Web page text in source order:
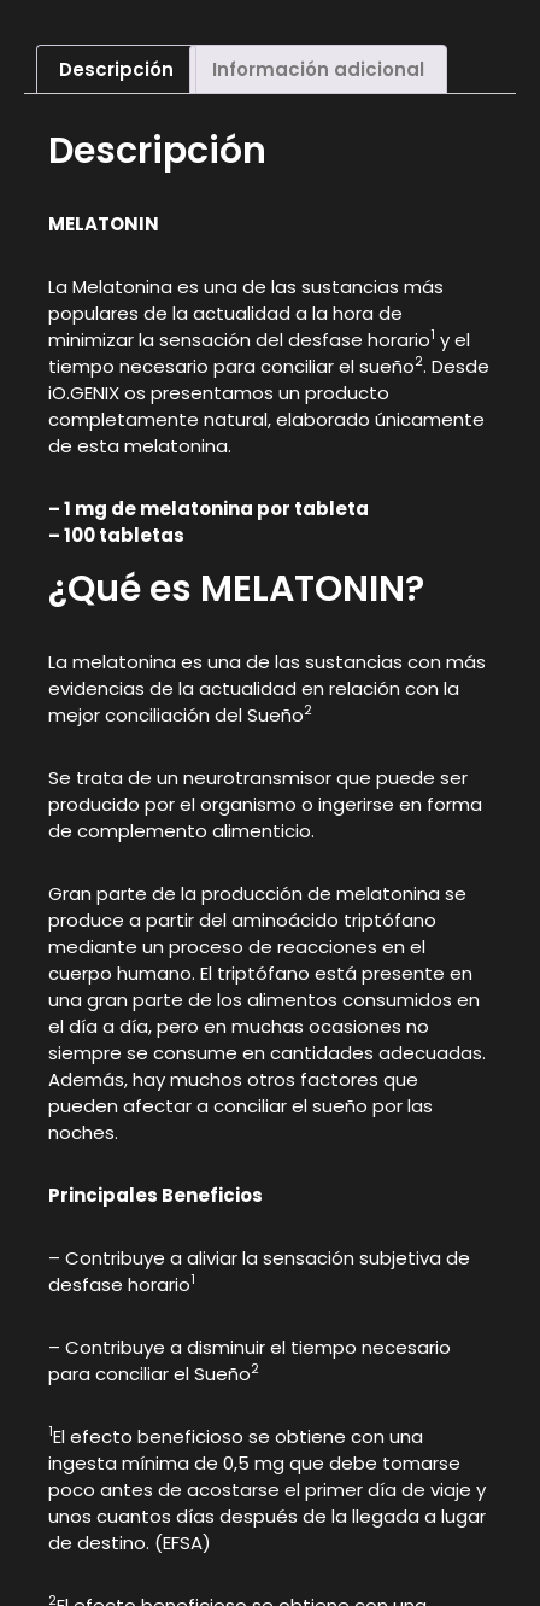
Descripción Información adicional
Descripción
MELATONIN
La Melatonina es una de las sustancias más
populares de la actualidad a la hora de
minimizar la sensación del desfase horario1 y el
tiempo necesario para conciliar el sueño2. Desde
iO.GENIX os presentamos un producto
completamente natural, elaborado únicamente
de esta melatonina.
– 1 mg de melatonina por tableta
– 100 tabletas
¿Qué es MELATONIN?
La melatonina es una de las sustancias con más
evidencias de la actualidad en relación con la
mejor conciliación del Sueño2
Se trata de un neurotransmisor que puede ser
producido por el organismo o ingerirse en forma
de complemento alimenticio.
Gran parte de la producción de melatonina se
produce a partir del aminoácido triptófano
mediante un proceso de reacciones en el
cuerpo humano. El triptófano está presente en
una gran parte de los alimentos consumidos en
el día a día, pero en muchas ocasiones no
siempre se consume en cantidades adecuadas.
Además, hay muchos otros factores que
pueden afectar a conciliar el sueño por las
noches.
Principales Beneficios
– Contribuye a aliviar la sensación subjetiva de
desfase horario1
– Contribuye a disminuir el tiempo necesario
para conciliar el Sueño2
1El efecto beneficioso se obtiene con una
ingesta mínima de 0,5 mg que debe tomarse
poco antes de acostarse el primer día de viaje y
unos cuantos días después de la llegada a lugar
de destino. (EFSA)
2